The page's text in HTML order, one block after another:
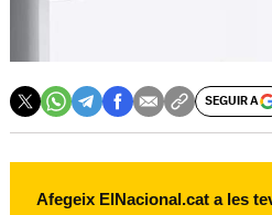
SEGUIR A
Afegeix ElNacional.cat a les